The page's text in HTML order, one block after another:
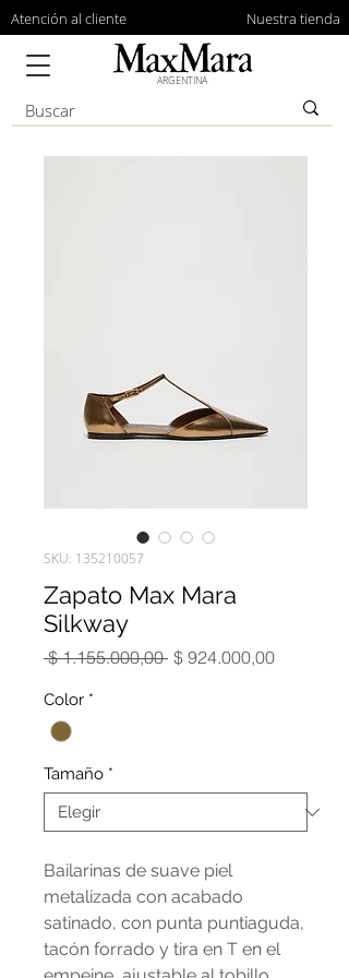
Atención al cliente Nuestra tienda
ARGENTINA
SKU: 135210057
Zapato Max Mara
Silkway
$ 1.155.000,00 Precio
$ 924.000,00Precio
Color *
Tamaño *
Bailarinas de suave piel
metalizada con acabado
satinado, con punta puntiaguda,
tacón forrado y tira en T en el